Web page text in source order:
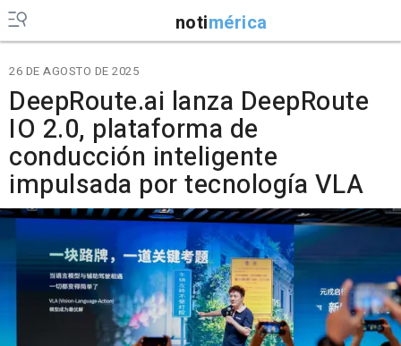
notimérica
26 DE AGOSTO DE 2025
DeepRoute.ai lanza DeepRoute
IO 2.0, plataforma de
conducción inteligente
impulsada por tecnología VLA